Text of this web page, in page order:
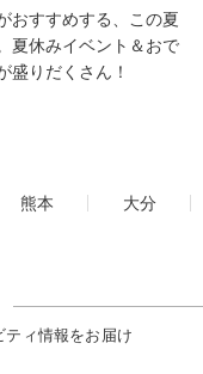
おすすめする、この夏
夏休みイベント＆おで
盛りだくさん！
熊本
大分
ティ情報をお届け